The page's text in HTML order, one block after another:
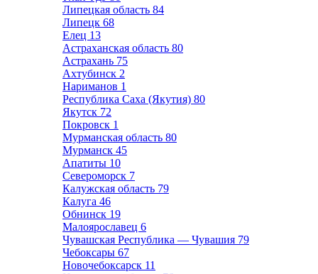
Липецкая область 84
Липецк 68
Елец 13
Астраханская область 80
Астрахань 75
Ахтубинск 2
Нариманов 1
Республика Саха (Якутия) 80
Якутск 72
Покровск 1
Мурманская область 80
Мурманск 45
Апатиты 10
Североморск 7
Калужская область 79
Калуга 46
Обнинск 19
Малоярославец 6
Чувашская Республика — Чувашия 79
Чебоксары 67
Новочебоксарск 11